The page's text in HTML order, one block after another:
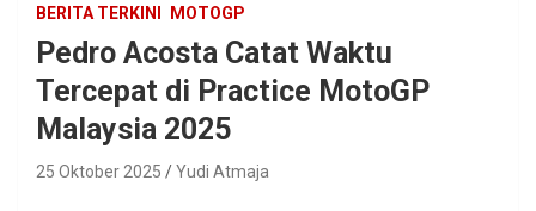
BERITA TERKINI MOTOGP
Pedro Acosta Catat Waktu
Tercepat di Practice MotoGP
Malaysia 2025
25 Oktober 2025 Yudi Atmaja